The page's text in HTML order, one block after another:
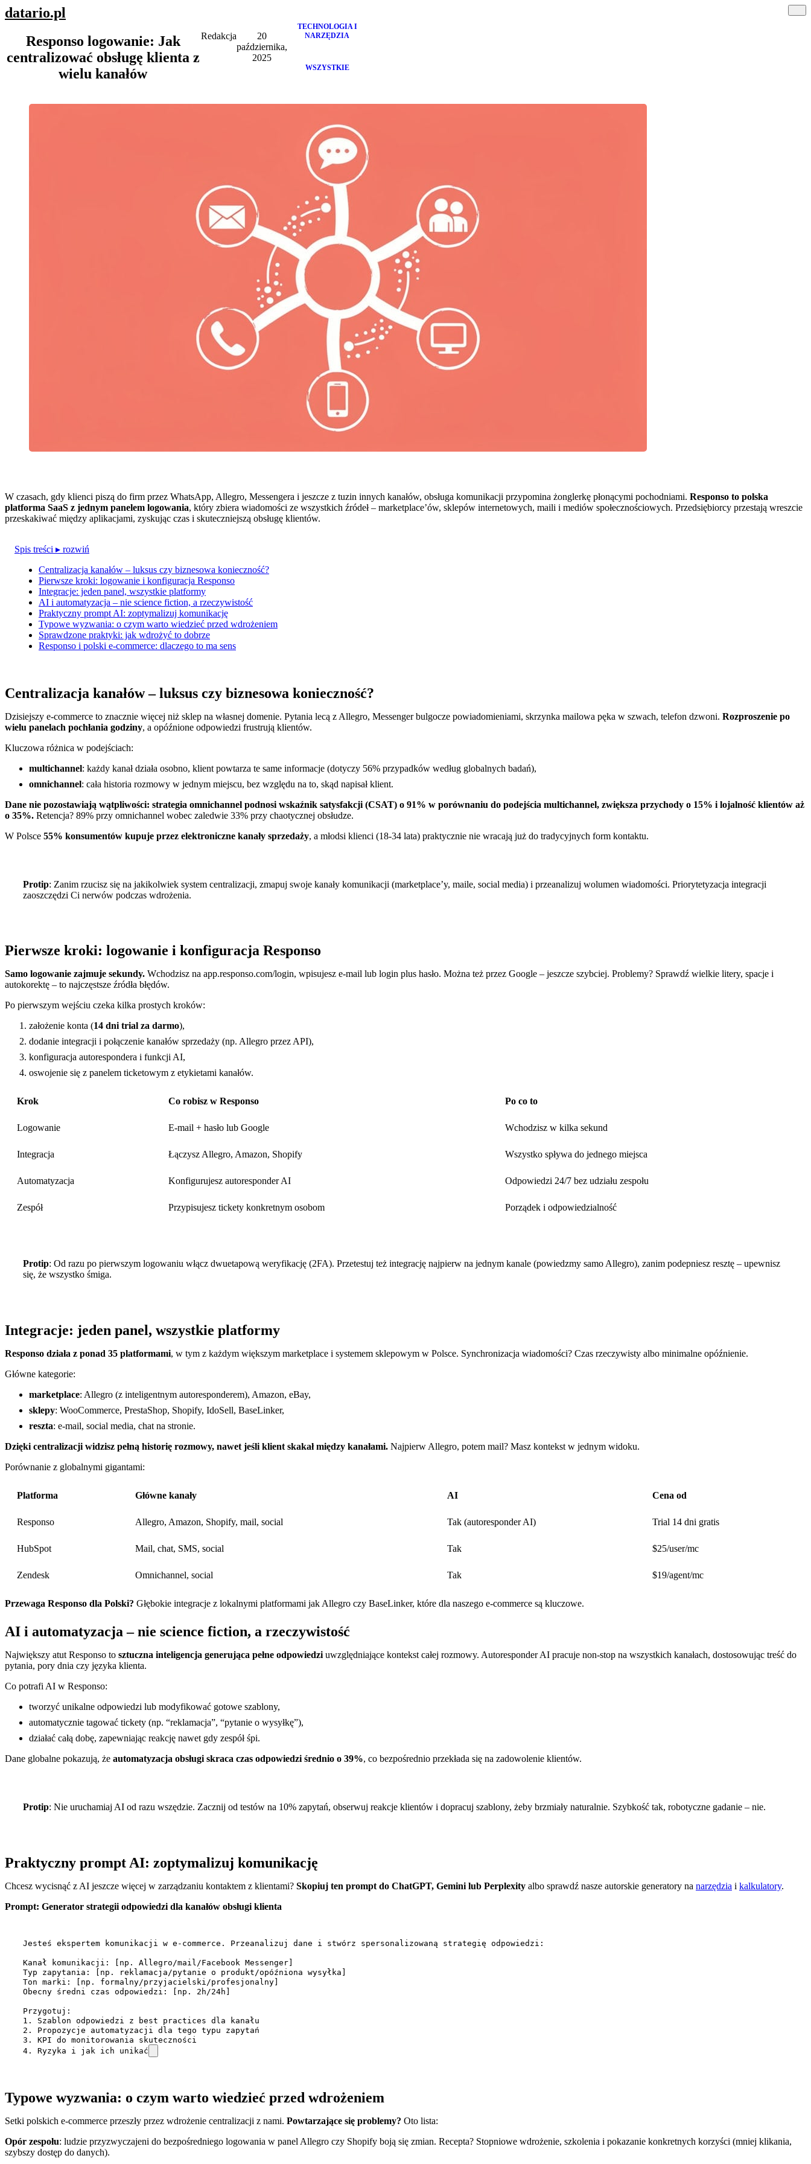
datario.pl
Responso logowanie: Jak
centralizować obsługę klienta z
wielu kanałów
Redakcja
20
października,
2025
TECHNOLOGIA I
NARZĘDZIA
WSZYSTKIE
W czasach, gdy klienci piszą do firm przez WhatsApp, Allegro, Messengera i jeszcze z tuzin innych kanałów, obsługa komunikacji przypomina żonglerkę płonącymi pochodniami. Responso to polska
platforma SaaS z jednym panelem logowania, który zbiera wiadomości ze wszystkich źródeł – marketplace’ów, sklepów internetowych, maili i mediów społecznościowych. Przedsiębiorcy przestają wreszcie
przeskakiwać między aplikacjami, zyskując czas i skuteczniejszą obsługę klientów.
Spis treści ▸ rozwiń
Centralizacja kanałów – luksus czy biznesowa konieczność?
Pierwsze kroki: logowanie i konfiguracja Responso
Integracje: jeden panel, wszystkie platformy
AI i automatyzacja – nie science fiction, a rzeczywistość
Praktyczny prompt AI: zoptymalizuj komunikację
Typowe wyzwania: o czym warto wiedzieć przed wdrożeniem
Sprawdzone praktyki: jak wdrożyć to dobrze
Responso i polski e-commerce: dlaczego to ma sens
Centralizacja kanałów – luksus czy biznesowa konieczność?
Dzisiejszy e-commerce to znacznie więcej niż sklep na własnej domenie. Pytania lecą z Allegro, Messenger bulgocze powiadomieniami, skrzynka mailowa pęka w szwach, telefon dzwoni. Rozproszenie po
wielu panelach pochłania godziny, a opóźnione odpowiedzi frustrują klientów.
Kluczowa różnica w podejściach:
multichannel: każdy kanał działa osobno, klient powtarza te same informacje (dotyczy 56% przypadków według globalnych badań),
omnichannel: cała historia rozmowy w jednym miejscu, bez względu na to, skąd napisał klient.
Dane nie pozostawiają wątpliwości: strategia omnichannel podnosi wskaźnik satysfakcji (CSAT) o 91% w porównaniu do podejścia multichannel, zwiększa przychody o 15% i lojalność klientów aż
o 35%. Retencja? 89% przy omnichannel wobec zaledwie 33% przy chaotycznej obsłudze.
W Polsce 55% konsumentów kupuje przez elektroniczne kanały sprzedaży, a młodsi klienci (18-34 lata) praktycznie nie wracają już do tradycyjnych form kontaktu.
Protip: Zanim rzucisz się na jakikolwiek system centralizacji, zmapuj swoje kanały komunikacji (marketplace’y, maile, social media) i przeanalizuj wolumen wiadomości. Priorytetyzacja integracji
zaoszczędzi Ci nerwów podczas wdrożenia.
Pierwsze kroki: logowanie i konfiguracja Responso
Samo logowanie zajmuje sekundy. Wchodzisz na app.responso.com/login, wpisujesz e-mail lub login plus hasło. Można też przez Google – jeszcze szybciej. Problemy? Sprawdź wielkie litery, spacje i
autokorektę – to najczęstsze źródła błędów.
Po pierwszym wejściu czeka kilka prostych kroków:
założenie konta (14 dni trial za darmo),
dodanie integracji i połączenie kanałów sprzedaży (np. Allegro przez API),
konfiguracja autorespondera i funkcji AI,
oswojenie się z panelem ticketowym z etykietami kanałów.
Krok Co robisz w Responso Po co to
Logowanie E-mail + hasło lub Google Wchodzisz w kilka sekund
Integracja Łączysz Allegro, Amazon, Shopify Wszystko spływa do jednego miejsca
Automatyzacja Konfigurujesz autoresponder AI Odpowiedzi 24/7 bez udziału zespołu
Zespół Przypisujesz tickety konkretnym osobom Porządek i odpowiedzialność
Protip: Od razu po pierwszym logowaniu włącz dwuetapową weryfikację (2FA). Przetestuj też integrację najpierw na jednym kanale (powiedzmy samo Allegro), zanim podepniesz resztę – upewnisz
się, że wszystko śmiga.
Integracje: jeden panel, wszystkie platformy
Responso działa z ponad 35 platformami, w tym z każdym większym marketplace i systemem sklepowym w Polsce. Synchronizacja wiadomości? Czas rzeczywisty albo minimalne opóźnienie.
Główne kategorie:
marketplace: Allegro (z inteligentnym autoresponderem), Amazon, eBay,
sklepy: WooCommerce, PrestaShop, Shopify, IdoSell, BaseLinker,
reszta: e-mail, social media, chat na stronie.
Dzięki centralizacji widzisz pełną historię rozmowy, nawet jeśli klient skakał między kanałami. Najpierw Allegro, potem mail? Masz kontekst w jednym widoku.
Porównanie z globalnymi gigantami:
Platforma Główne kanały AI Cena od
Responso Allegro, Amazon, Shopify, mail, social Tak (autoresponder AI) Trial 14 dni gratis
HubSpot Mail, chat, SMS, social Tak $25/user/mc
Zendesk Omnichannel, social Tak $19/agent/mc
Przewaga Responso dla Polski? Głębokie integracje z lokalnymi platformami jak Allegro czy BaseLinker, które dla naszego e-commerce są kluczowe.
AI i automatyzacja – nie science fiction, a rzeczywistość
Największy atut Responso to sztuczna inteligencja generująca pełne odpowiedzi uwzględniające kontekst całej rozmowy. Autoresponder AI pracuje non-stop na wszystkich kanałach, dostosowując treść do
pytania, pory dnia czy języka klienta.
Co potrafi AI w Responso:
tworzyć unikalne odpowiedzi lub modyfikować gotowe szablony,
automatycznie tagować tickety (np. “reklamacja”, “pytanie o wysyłkę”),
działać całą dobę, zapewniając reakcję nawet gdy zespół śpi.
Dane globalne pokazują, że automatyzacja obsługi skraca czas odpowiedzi średnio o 39%, co bezpośrednio przekłada się na zadowolenie klientów.
Protip: Nie uruchamiaj AI od razu wszędzie. Zacznij od testów na 10% zapytań, obserwuj reakcje klientów i dopracuj szablony, żeby brzmiały naturalnie. Szybkość tak, robotyczne gadanie – nie.
Praktyczny prompt AI: zoptymalizuj komunikację
Chcesz wycisnąć z AI jeszcze więcej w zarządzaniu kontaktem z klientami? Skopiuj ten prompt do ChatGPT, Gemini lub Perplexity albo sprawdź nasze autorskie generatory na narzędzia i kalkulatory.
Prompt: Generator strategii odpowiedzi dla kanałów obsługi klienta
Jesteś ekspertem komunikacji w e-commerce. Przeanalizuj dane i stwórz spersonalizowaną strategię odpowiedzi:
Kanał komunikacji: [np. Allegro/mail/Facebook Messenger]
Typ zapytania: [np. reklamacja/pytanie o produkt/opóźniona wysyłka]
Ton marki: [np. formalny/przyjacielski/profesjonalny]
Obecny średni czas odpowiedzi: [np. 2h/24h]
Przygotuj:
1. Szablon odpowiedzi z best practices dla kanału
2. Propozycje automatyzacji dla tego typu zapytań
3. KPI do monitorowania skuteczności
4. Ryzyka i jak ich unikać
Typowe wyzwania: o czym warto wiedzieć przed wdrożeniem
Setki polskich e-commerce przeszły przez wdrożenie centralizacji z nami. Powtarzające się problemy? Oto lista:
Opór zespołu: ludzie przyzwyczajeni do bezpośredniego logowania w panel Allegro czy Shopify boją się zmian. Recepta? Stopniowe wdrożenie, szkolenia i pokazanie konkretnych korzyści (mniej klikania,
szybszy dostęp do danych).